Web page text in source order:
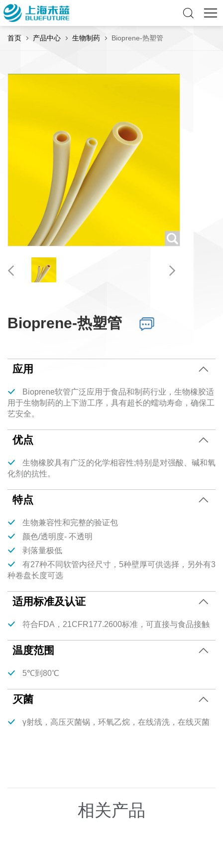
首页 产品中心 生物制药 Bioprene-热塑管
Bioprene-热塑管
应用
Bioprene软管广泛应用于食品和制药行业，生物橡胶适
用于生物制药的上下游工序，具有超长的蠕动寿命，确保工
艺安全。
优点
生物橡胶具有广泛的化学相容性;特别是对强酸、碱和氧
化剂的抗性。
特点
生物兼容性和完整的验证包
颜色/透明度- 不透明
剥落量极低
有27种不同软管内径尺寸，5种壁厚可供选择，另外有3
种卷盘长度可选
适用标准及认证
符合FDA，21CFR177.2600标准，可直接与食品接触
温度范围
5℃到80℃
灭菌
γ射线，高压灭菌锅，环氧乙烷，在线清洗，在线灭菌
相关产品